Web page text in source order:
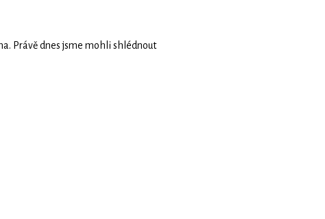
Právě dnes jsme mohli shlédnout